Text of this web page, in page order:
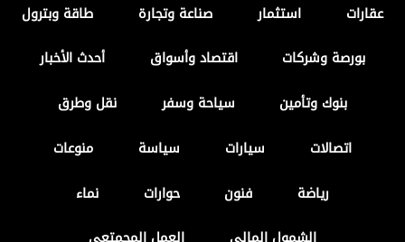
عقارات استثمار صناعة وتجارة
طاقة وبترول
بورصة وشركات
اقتصاد وأسواق
أحدث الأخبار
بنوك وتأمين
سياحة وسفر
نقل وطرق
اتصالات
سيارات سياسة
منوعات
رياضة
فنون حوارات
نماء